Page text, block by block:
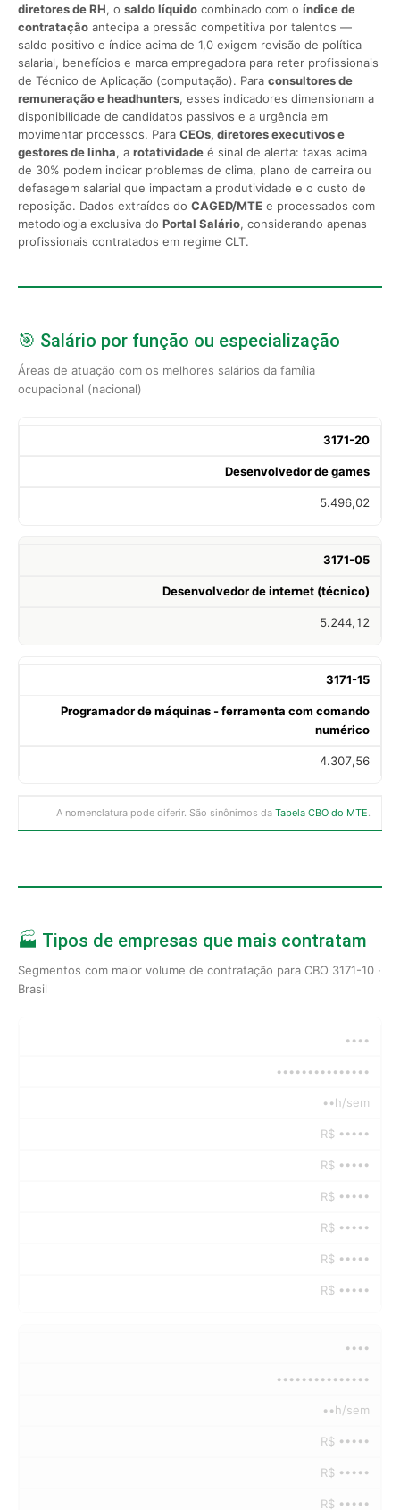
diretores de RH, o saldo líquido combinado com o índice de
contratação antecipa a pressão competitiva por talentos —
saldo positivo e índice acima de 1,0 exigem revisão de política
salarial, benefícios e marca empregadora para reter profissionais
de Técnico de Aplicação (computação). Para consultores de
remuneração e headhunters, esses indicadores dimensionam a
disponibilidade de candidatos passivos e a urgência em
movimentar processos. Para CEOs, diretores executivos e
gestores de linha, a rotatividade é sinal de alerta: taxas acima
de 30% podem indicar problemas de clima, plano de carreira ou
defasagem salarial que impactam a produtividade e o custo de
reposição. Dados extraídos do CAGED/MTE e processados com
metodologia exclusiva do Portal Salário, considerando apenas
profissionais contratados em regime CLT.
🎯 Salário por função ou especialização
Áreas de atuação com os melhores salários da família
ocupacional (nacional)
3171-20
Desenvolvedor de games
5.496,02
3171-05
Desenvolvedor de internet (técnico)
5.244,12
3171-15
Programador de máquinas - ferramenta com comando
numérico
4.307,56
A nomenclatura pode diferir. São sinônimos da Tabela CBO do MTE.
🏭 Tipos de empresas que mais contratam
Segmentos com maior volume de contratação para CBO 3171-10 ·
Brasil
••••
•••••••••••••••
••h/sem
R$ •••••
R$ •••••
R$ •••••
R$ •••••
R$ •••••
R$ •••••
••••
•••••••••••••••
••h/sem
R$ •••••
R$ •••••
R$ •••••